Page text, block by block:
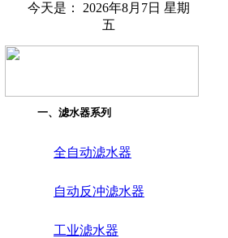
今天是： 2026年8月7日 星期
五
一、滤水器系列
全自动滤水器
自动反冲滤水器
工业滤水器